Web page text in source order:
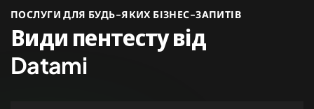
ПОСЛУГИ ДЛЯ БУДЬ-ЯКИХ БІЗНЕС-ЗАПИТІВ
Види пентесту від
Datami